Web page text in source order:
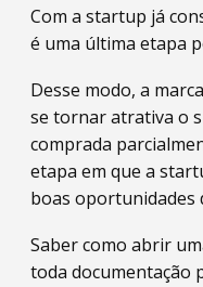
Com a startup já
é uma última etapa
Desse modo, a
se tornar atrativa o
comprada
etapa em que a
boas oportunidades
Saber como abrir
toda documentação